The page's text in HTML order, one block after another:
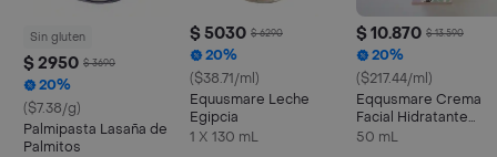
Sin gluten
$ 2950 $ 3690
20%
($7.38/g)
Palmipasta Lasaña de
Palmitos
$ 5030 $ 6290
20%
($38.71/ml)
Equusmare Leche
Egipcia
1 X 130 mL
$ 10.870 $ 13.590
20%
($217.44/ml)
Eqqusmare Crema
Facial Hidratante
Antiage
50 mL